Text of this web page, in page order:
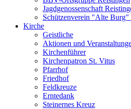
Jagdgenossenschaft
Schützenverein "Alte Burg"
Kirche
Geistliche
Aktionen und
Kirchenführer
Kirchenpatron St. Vitus
Pfarrhof
Friedhof
Feldkreuze
Erntedank
Steinernes Kreuz